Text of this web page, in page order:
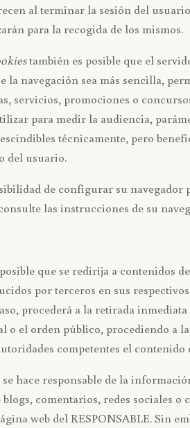
al terminar la sesión del
para la recogida de los mismos.
también es posible que el
la navegación sea más sencilla,
servicios, promociones o
para medir la audiencia,
técnicamente, pero
del usuario.
de configurar su navegador
las instrucciones de su
que se redirija a contenidos
por terceros en sus
procederá a la retirada
o el orden público, procediendo a
competentes el contenido
se hace responsable de la
blogs, comentarios, redes sociales
web del RESPONSABLE. Sin